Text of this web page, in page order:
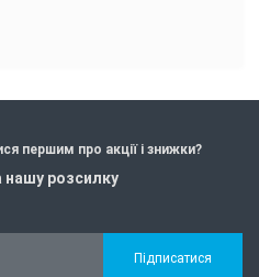
першим про акції і знижки?
нашу розсилку
Підписатися